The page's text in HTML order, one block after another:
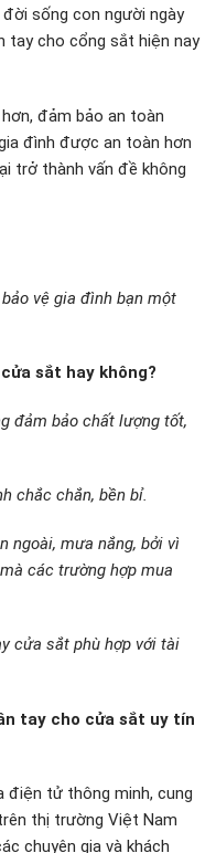
sống con người ngày
tay cho cổng sắt hiện nay
đảm bảo an toàn
đình được an toàn hơn
trở thành vấn đề không
vệ gia đình bạn một
sắt hay không?
đảm bảo chất lượng tốt,
chắc chắn, bền bỉ.
ngoài, mưa nắng, bởi vì
các trường hợp mua
cửa sắt phù hợp với tài
tay cho cửa sắt uy tín
điện tử thông minh, cung
thị trường Việt Nam
chuyên gia và khách